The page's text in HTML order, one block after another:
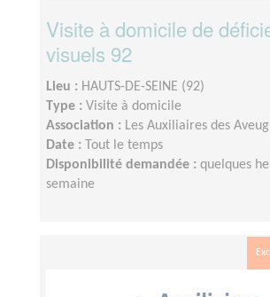
Visite à domicile de
visuels 92
Lieu : HAUTS-DE-SEINE (92)
Type : Visite à domicile
Association : Les Auxiliaires des
Date :
Tout le temps
Disponibilité demandée : quelques
semaine